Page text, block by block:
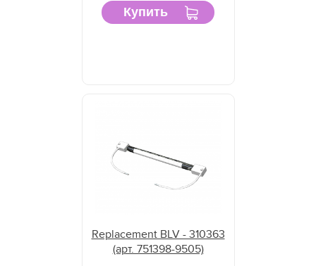
Купить
Replacement BLV - 310363
(арт. 751398-9505)